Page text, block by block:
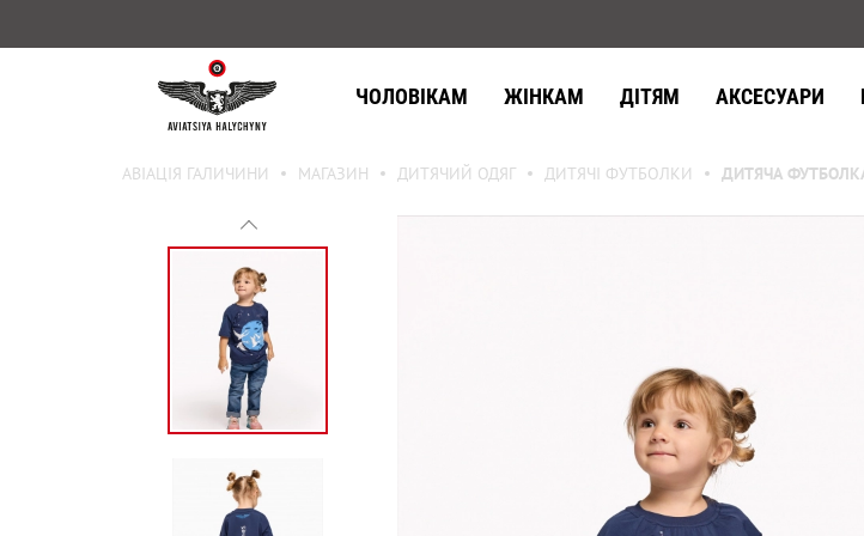
ЧОЛОВІКАМ ЖІНКАМ ДІТЯМ АКСЕСУАРИ
АВІАЦІЯ ГАЛИЧИНИ МАГАЗИН ДИТЯЧИЙ ОДЯГ ДИТЯЧІ ФУТБОЛКИ ДИТЯЧА